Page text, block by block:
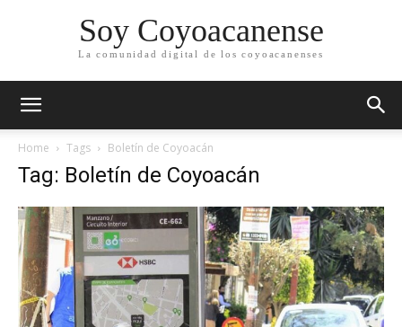
Soy Coyoacanense
La comunidad digital de los coyoacanenses
Home Tags Boletín de Coyoacán
Tag: Boletín de Coyoacán